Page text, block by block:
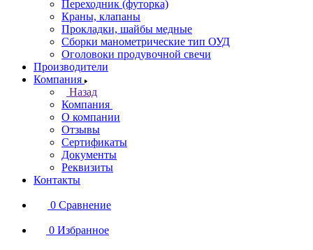
Переходник (футорка)
Краны, клапаны
Прокладки, шайбы медные
Сборки манометрические тип ОУД
Оголовоки продувочной свечи
Производители
Компания
Назад
Компания
О компании
Отзывы
Сертификаты
Документы
Реквизиты
Контакты
0 Сравнение
0 Избранное